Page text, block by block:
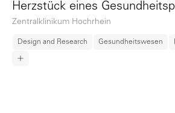
Herzstück eines
Zentralklinikum Hochrhein
Design and Research Gesundheitswesen